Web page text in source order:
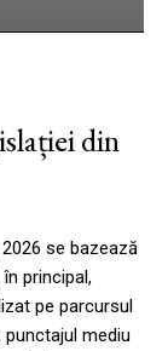
din
se bazează
principal,
pe parcursul
mediu